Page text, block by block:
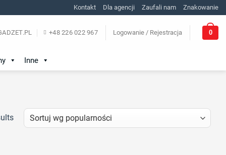
Kontakt Dla agencji Zaufali nam Znakowanie
+48 226 022 967 Logowanie / Rejestracja 0
Inne